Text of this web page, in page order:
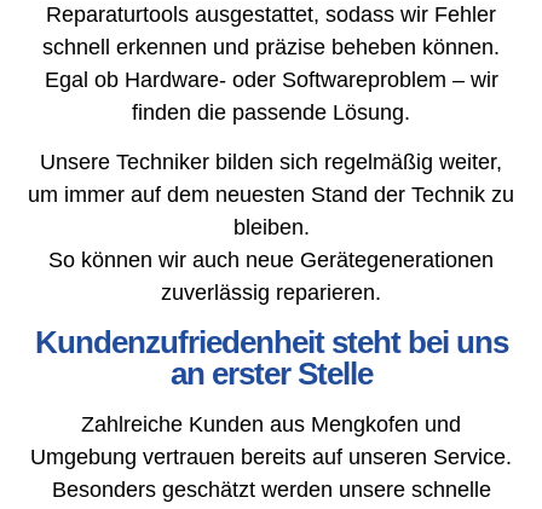
Reparaturtools ausgestattet, sodass wir Fehler
schnell erkennen und präzise beheben können.
Egal ob Hardware- oder Softwareproblem – wir
finden die passende Lösung.
Unsere Techniker bilden sich regelmäßig weiter,
um immer auf dem neuesten Stand der Technik zu
bleiben.
So können wir auch neue Gerätegenerationen
zuverlässig reparieren.
Kundenzufriedenheit steht bei uns
an erster Stelle
Zahlreiche Kunden aus Mengkofen und
Umgebung vertrauen bereits auf unseren Service.
Besonders geschätzt werden unsere schnelle